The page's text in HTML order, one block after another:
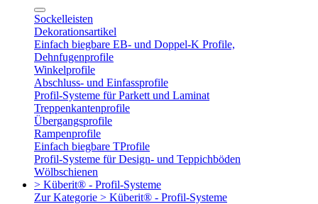
Sockelleisten
Dekorationsartikel
Einfach biegbare EB- und Doppel-K Profile,
Dehnfugenprofile
Winkelprofile
Abschluss- und Einfassprofile
Profil-Systeme für Parkett und Laminat
Treppenkantenprofile
Übergangsprofile
Rampenprofile
Einfach biegbare TProfile
Profil-Systeme für Design- und Teppichböden
Wölbschienen
> Küberit® - Profil-Systeme
Zur Kategorie > Küberit® - Profil-Systeme